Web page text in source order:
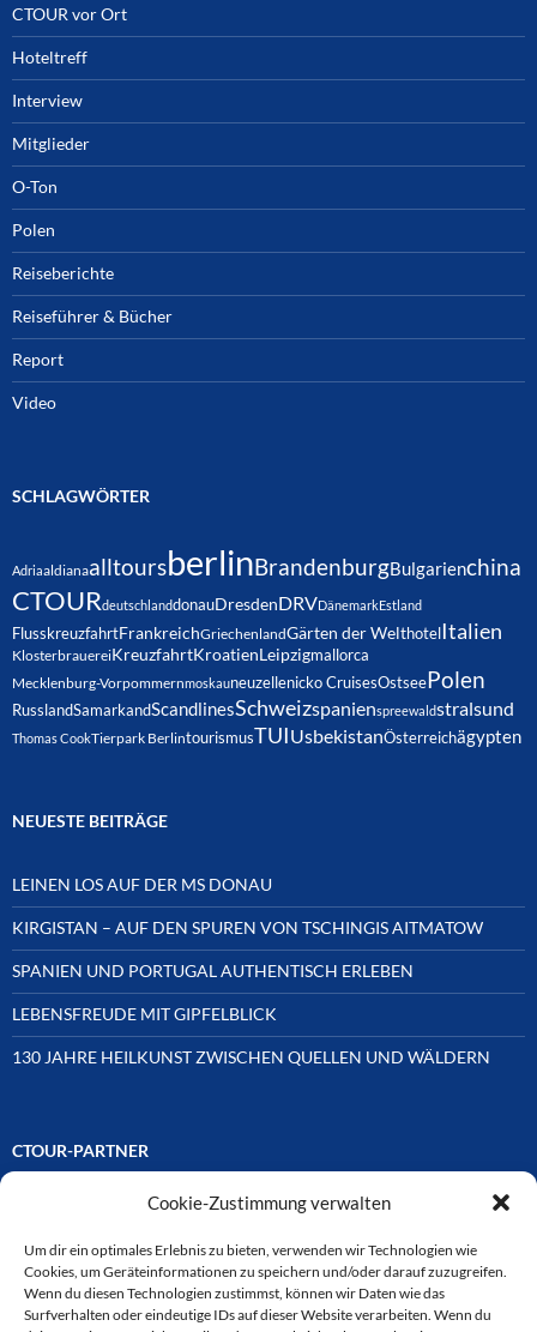
Cookie-Zustimmung verwalten
Um dir ein optimales Erlebnis zu bieten, verwenden wir Technologien wie
Cookies, um Geräteinformationen zu speichern und/oder darauf zuzugreifen.
Wenn du diesen Technologien zustimmst, können wir Daten wie das
Surfverhalten oder eindeutige IDs auf dieser Website verarbeiten. Wenn du
CTOUR vor Ort
Hoteltreff
Interview
Mitglieder
O-Ton
Polen
Reiseberichte
Reiseführer & Bücher
Report
Video
SCHLAGWÖRTER
AdriaaldianaalltoursberlinBrandenburgBulgarienchina
CTOURdeutschlanddonauDresdenDRVDänemarkEstland
FlusskreuzfahrtFrankreichGriechenlandGärten der WelthotelItalien
KlosterbrauereiKreuzfahrtKroatienLeipzigmallorca
Mecklenburg-Vorpommernmoskauneuzellenicko CruisesOstseePolen
RusslandSamarkandScandlinesSchweizspanienspreewaldstralsund
Thomas CookTierpark BerlintourismusTUIUsbekistanÖsterreichägypten
NEUESTE BEITRÄGE
LEINEN LOS AUF DER MS DONAU
KIRGISTAN – AUF DEN SPUREN VON TSCHINGIS AITMATOW
SPANIEN UND PORTUGAL AUTHENTISCH ERLEBEN
LEBENSFREUDE MIT GIPFELBLICK
130 JAHRE HEILKUNST ZWISCHEN QUELLEN UND WÄLDERN
CTOUR-PARTNER
Unsere Reisejournalisten-Vereinigung ist über Mitglieder und
ausgewählten Partnern der Medien- und Tourismusbranche
verbunden. Hier eine
Auswahl der Online-Plattformen: